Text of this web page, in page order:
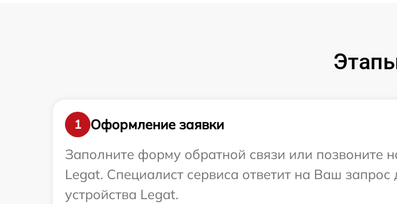
1
Оформление заявки
Заполните форму обратной связи или позвоните
Legat. Специалист сервиса ответит на Ваш
устройства Legat.